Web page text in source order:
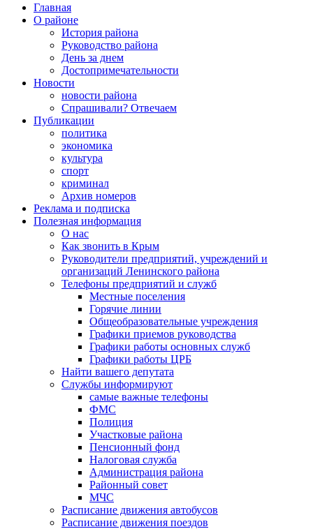
Главная
О районе
История района
Руководство района
День за днем
Достопримечательности
Новости
новости района
Спрашивали? Отвечаем
Публикации
политика
экономика
культура
спорт
криминал
Архив номеров
Реклама и подписка
Полезная информация
О нас
Как звонить в Крым
Руководители предприятий, учреждений и
организаций Ленинского района
Телефоны предприятий и служб
Местные поселения
Горячие линии
Общеобразовательные учреждения
Графики приемов руководства
Графики работы основных служб
Графики работы ЦРБ
Найти вашего депутата
Службы информируют
самые важные телефоны
ФМС
Полиция
Участковые района
Пенсионный фонд
Налоговая служба
Администрация района
Районный совет
МЧС
Расписание движения автобусов
Расписание движения поездов